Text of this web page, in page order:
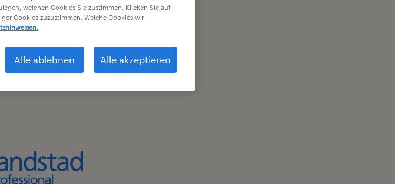
welchen Cookies Sie zustimmen. Klicken Sie auf
Cookies zuzustimmen. Welche Cookies wir
Alle ablehnen Alle akzeptieren